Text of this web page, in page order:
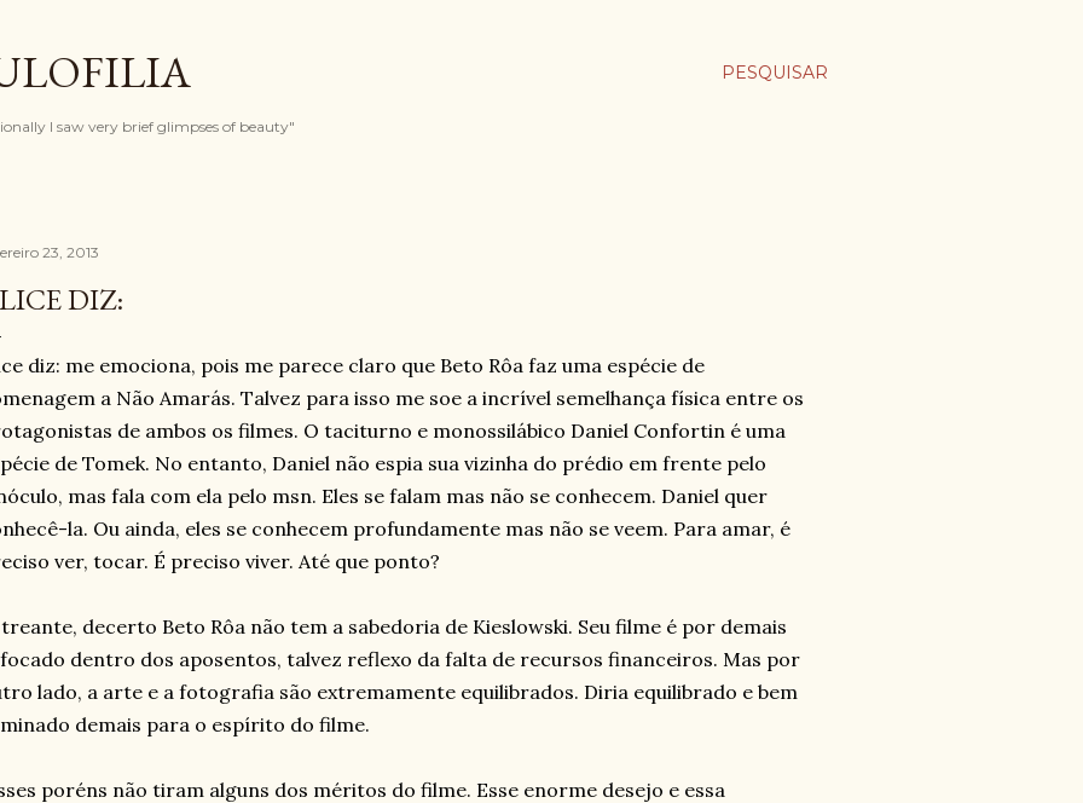
PESQUISAR
I saw very brief glimpses of beauty"
23, 2013
DIZ:
diz: me emociona, pois me parece claro que Beto Rôa faz uma espécie de
a Não Amarás. Talvez para isso me soe a incrível semelhança física entre os
de ambos os filmes. O taciturno e monossilábico Daniel Confortin é uma
de Tomek. No entanto, Daniel não espia sua vizinha do prédio em frente pelo
mas fala com ela pelo msn. Eles se falam mas não se conhecem. Daniel quer
la. Ou ainda, eles se conhecem profundamente mas não se veem. Para amar, é
ver, tocar. É preciso viver. Até que ponto?
decerto Beto Rôa não tem a sabedoria de Kieslowski. Seu filme é por demais
dentro dos aposentos, talvez reflexo da falta de recursos financeiros. Mas por
lado, a arte e a fotografia são extremamente equilibrados. Diria equilibrado e bem
demais para o espírito do filme.
poréns não tiram alguns dos méritos do filme. Esse enorme desejo e essa